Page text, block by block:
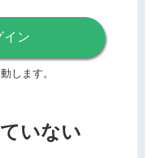
イン
します。
いない